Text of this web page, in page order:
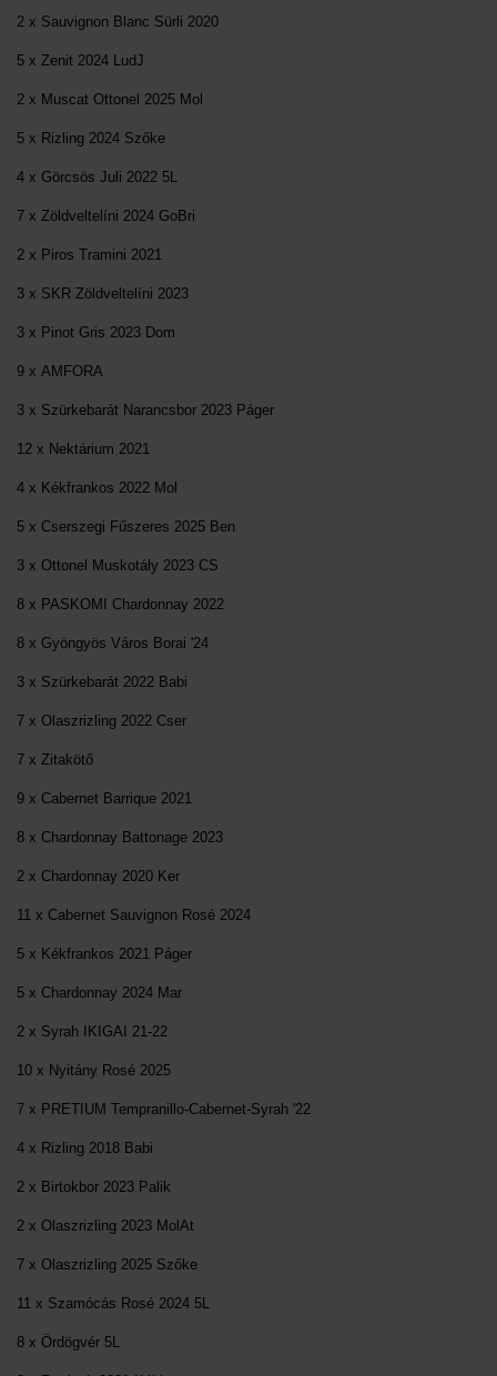
2 x Sauvignon Blanc Sürli 2020
5 x Zenit 2024 LudJ
2 x Muscat Ottonel 2025 Mol
5 x Rizling 2024 Szőke
4 x Görcsös Juli 2022 5L
7 x Zöldveltelíni 2024 GoBri
2 x Piros Tramini 2021
3 x SKR Zöldveltelíni 2023
3 x Pinot Gris 2023 Dom
9 x AMFORA
3 x Szürkebarát Narancsbor 2023 Páger
12 x Nektárium 2021
4 x Kékfrankos 2022 Mol
5 x Cserszegi Fűszeres 2025 Ben
3 x Ottonel Muskotály 2023 CS
8 x PASKOMI Chardonnay 2022
8 x Gyöngyös Város Borai '24
3 x Szürkebarát 2022 Babi
7 x Olaszrizling 2022 Cser
7 x Zitakötő
9 x Cabernet Barrique 2021
8 x Chardonnay Battonage 2023
2 x Chardonnay 2020 Ker
11 x Cabernet Sauvignon Rosé 2024
5 x Kékfrankos 2021 Páger
5 x Chardonnay 2024 Mar
2 x Syrah IKIGAI 21-22
10 x Nyitány Rosé 2025
7 x PRETIUM Tempranillo-Cabernet-Syrah '22
4 x Rizling 2018 Babi
2 x Birtokbor 2023 Palik
2 x Olaszrizling 2023 MolAt
7 x Olaszrizling 2025 Szőke
11 x Szamócás Rosé 2024 5L
8 x Ördögvér 5L